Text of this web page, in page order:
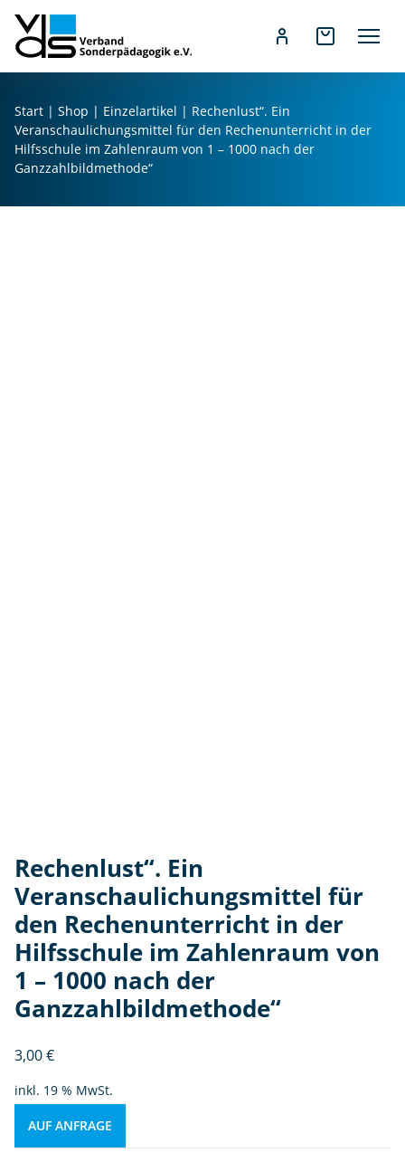
a
Start | Shop | Einzelartikel | Rechenlust“. Ein
Veranschaulichungsmittel für den Rechenunterricht in der
Hilfsschule im Zahlenraum von 1 – 1000 nach der
Ganzzahlbildmethode“
Rechenlust“. Ein
Veranschaulichungsmittel für
den Rechenunterricht in der
Hilfsschule im Zahlenraum von
1 – 1000 nach der
Ganzzahlbildmethode“
3,00€
inkl. 19 % MwSt.
AUF ANFRAGE